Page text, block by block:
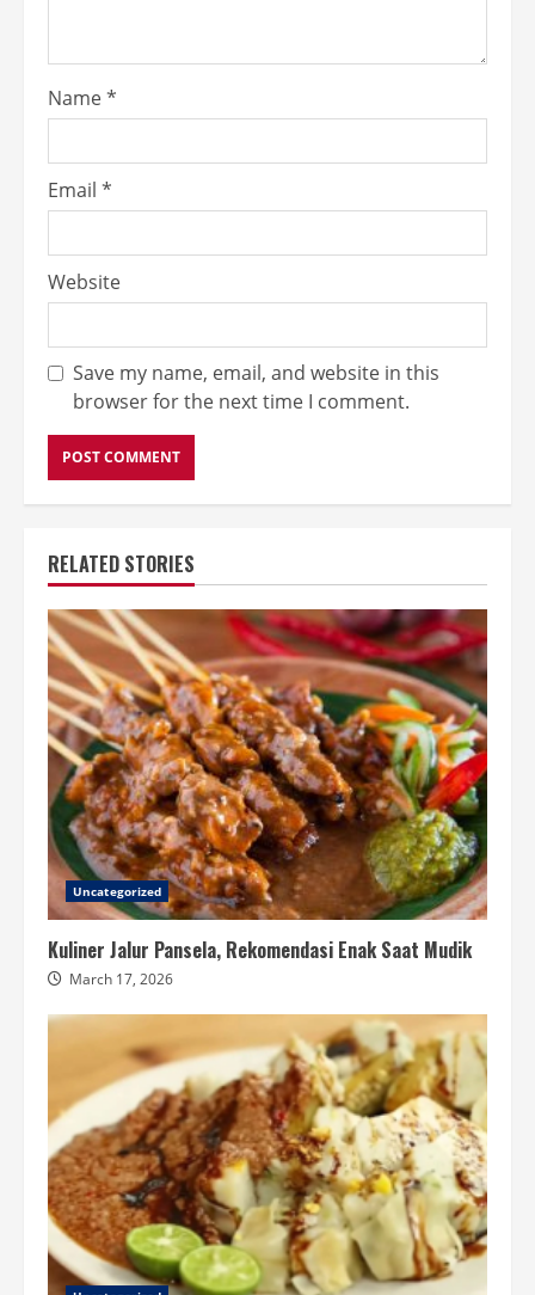
Name*
Email *
Website
Save my name, email, and website in this
browser for the next time I comment.
RELATED STORIES
Uncategorized
Kuliner Jalur Pansela, Rekomendasi Enak Saat Mudik
March 17, 2026